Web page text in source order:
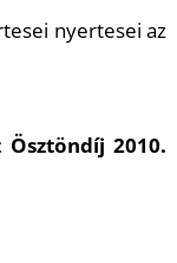
nyertesei az
Ösztöndíj 2010.